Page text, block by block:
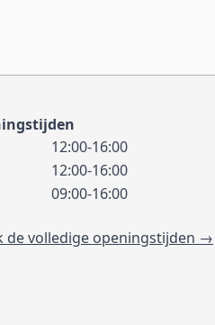
12:00-16:00
12:00-16:00
09:00-16:00
de volledige openingstijden →